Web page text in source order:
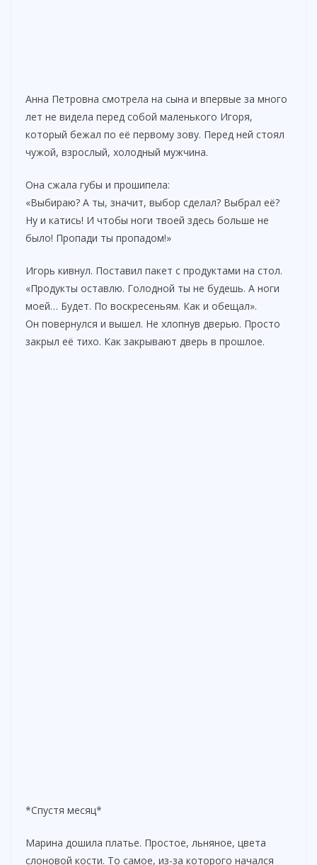
Анна Петровна смотрела на сына и впервые за много
лет не видела перед собой маленького Игоря,
который бежал по её первому зову. Перед ней стоял
чужой, взрослый, холодный мужчина.
Она сжала губы и прошипела:
«Выбираю? А ты, значит, выбор сделал? Выбрал её?
Ну и катись! И чтобы ноги твоей здесь больше не
было! Пропади ты пропадом!»
Игорь кивнул. Поставил пакет с продуктами на стол.
«Продукты оставлю. Голодной ты не будешь. А ноги
моей… Будет. По воскресеньям. Как и обещал».
Он повернулся и вышел. Не хлопнув дверью. Просто
закрыл её тихо. Как закрывают дверь в прошлое.
*Спустя месяц*
Марина дошила платье. Простое, льняное, цвета
слоновой кости. То самое, из-за которого начался